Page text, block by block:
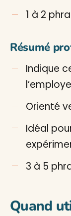
1 à 2
Résumé
Indique
Orienté
Idéal
3 à 5
Quand